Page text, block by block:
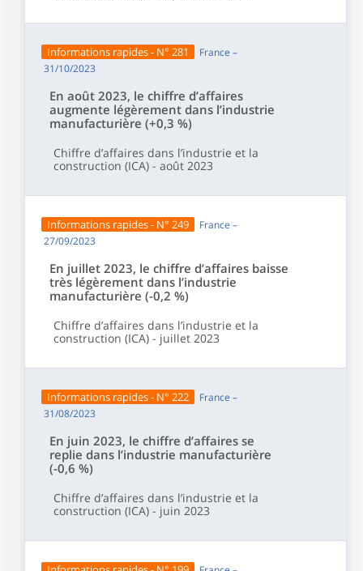
Informations rapides - N° 281
France –
31/10/2023
En août 2023, le chiffre d’affaires
augmente légèrement dans l’industrie
manufacturière (+0,3 %)
Chiffre d’affaires dans l’industrie et la
construction (ICA) - août 2023
Informations rapides - N° 249
France –
27/09/2023
En juillet 2023, le chiffre d’affaires baisse
très légèrement dans l’industrie
manufacturière (-0,2 %)
Chiffre d’affaires dans l’industrie et la
construction (ICA) - juillet 2023
Informations rapides - N° 222
France –
31/08/2023
En juin 2023, le chiffre d’affaires se
replie dans l’industrie manufacturière
(-0,6 %)
Chiffre d’affaires dans l’industrie et la
construction (ICA) - juin 2023